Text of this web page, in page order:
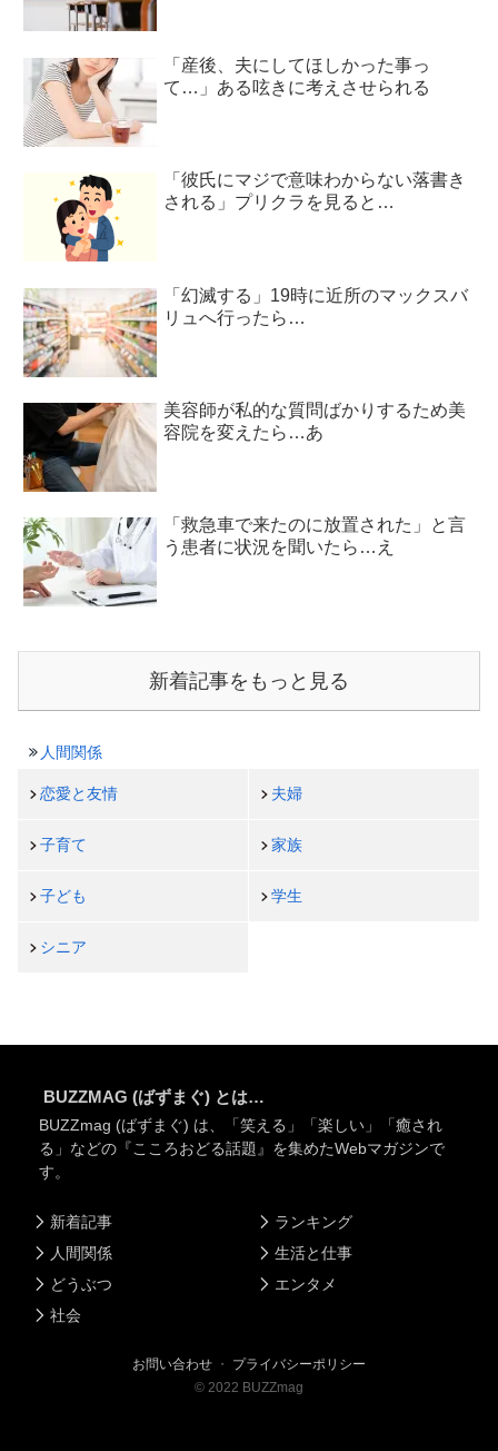
「産後、夫にしてほしかった事っ
て…」ある呟きに考えさせられる
「彼氏にマジで意味わからない落書き
される」プリクラを見ると…
「幻滅する」19時に近所のマックスバ
リュへ行ったら…
美容師が私的な質問ばかりするため美
容院を変えたら…あ
「救急車で来たのに放置された」と言
う患者に状況を聞いたら…え
新着記事をもっと見る
人間関係
恋愛と友情 夫婦
子育て 家族
子ども 学生
シニア
BUZZMAG (ばずまぐ) とは…
BUZZmag (ばずまぐ) は、「笑える」「楽しい」「癒され
る」などの『こころおどる話題』を集めたWebマガジンで
す。
新着記事
人間関係
どうぶつ
社会
ランキング
生活と仕事
エンタメ
お問い合わせ ・ プライバシーポリシー
© 2022 BUZZmag